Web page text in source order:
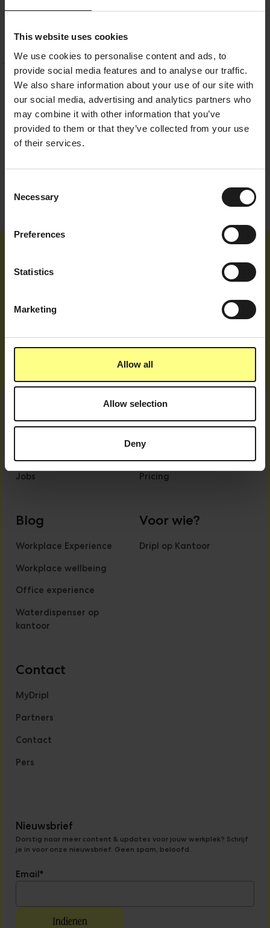
This website uses cookies
We use cookies to personalise content and ads, to
provide social media features and to analyse our traffic.
We also share information about your use of our site with
our social media, advertising and analytics partners who
may combine it with other information that you’ve
provided to them or that they’ve collected from your use
of their services.
Selection
Necessary
Preferences
Statistics
Marketing
Allow all
Allow selection
Deny
(Email)
Vul het formulier in met je telefoonnumer en we
nemen zo snel mogelijk contact op.
Volg ons)
( Zoek je info voor de pers? )
Over ons
Jobs
Product
Pricing
Blog
Workplace Experience
Workplace wellbeing
Office experience
Waterdispenser op
kantoor
Voor wie?
Dripl op Kantoor
Contact
MyDripl
Partners
Contact
Pers
Nieuwsbrief
Dorstig naar meer content & updates voor jouw werkplek? Schrijf
je in voor onze nieuwsbrief. Geen spam, beloofd.
Email*